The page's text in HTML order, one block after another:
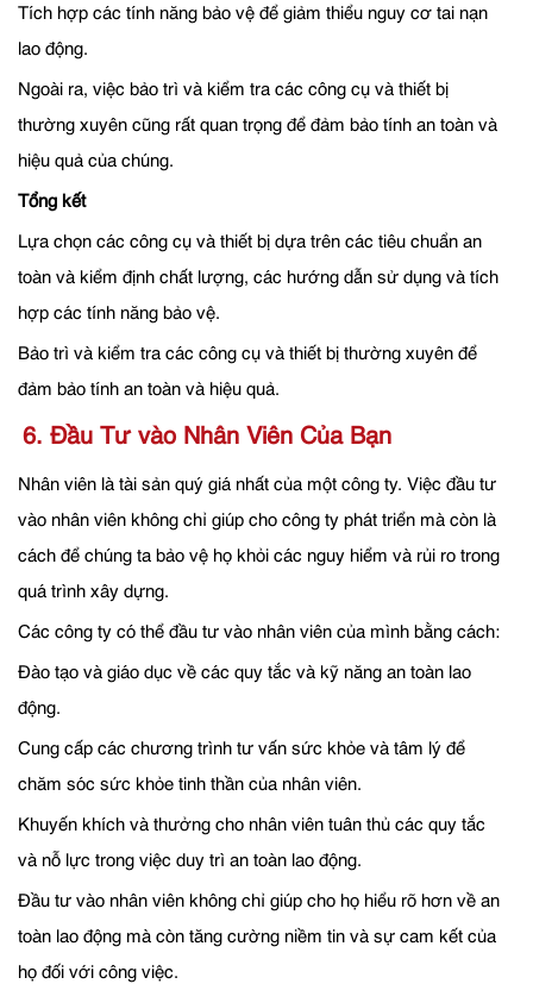
Tích hợp các tính năng bảo vệ để giảm thiểu nguy cơ tai nạn
lao động.
Ngoài ra, việc bảo trì và kiểm tra các công cụ và thiết bị
thường xuyên cũng rất quan trọng để đảm bảo tính an toàn và
hiệu quả của chúng.
Tổng kết
Lựa chọn các công cụ và thiết bị dựa trên các tiêu chuẩn an
toàn và kiểm định chất lượng, các hướng dẫn sử dụng và tích
hợp các tính năng bảo vệ.
Bảo trì và kiểm tra các công cụ và thiết bị thường xuyên để
đảm bảo tính an toàn và hiệu quả.
6. Đầu Tư vào Nhân Viên Của Bạn
Nhân viên là tài sản quý giá nhất của một công ty. Việc đầu tư
vào nhân viên không chỉ giúp cho công ty phát triển mà còn là
cách để chúng ta bảo vệ họ khỏi các nguy hiểm và rủi ro trong
quá trình xây dựng.
Các công ty có thể đầu tư vào nhân viên của mình bằng cách:
Đào tạo và giáo dục về các quy tắc và kỹ năng an toàn lao
động.
Cung cấp các chương trình tư vấn sức khỏe và tâm lý để
chăm sóc sức khỏe tinh thần của nhân viên.
Khuyến khích và thưởng cho nhân viên tuân thủ các quy tắc
và nỗ lực trong việc duy trì an toàn lao động.
Đầu tư vào nhân viên không chỉ giúp cho họ hiểu rõ hơn về an
toàn lao động mà còn tăng cường niềm tin và sự cam kết của
họ đối với công việc.